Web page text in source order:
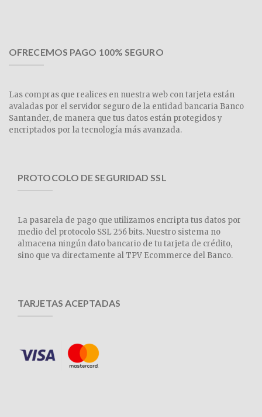
OFRECEMOS PAGO 100% SEGURO
Las compras que realices en nuestra web con tarjeta están
avaladas por el servidor seguro de la entidad bancaria Banco
Santander, de manera que tus datos están protegidos y
encriptados por la tecnología más avanzada.
PROTOCOLO DE SEGURIDAD SSL
La pasarela de pago que utilizamos encripta tus datos por
medio del protocolo SSL 256 bits. Nuestro sistema no
almacena ningún dato bancario de tu tarjeta de crédito,
sino que va directamente al TPV Ecommerce del Banco.
TARJETAS ACEPTADAS